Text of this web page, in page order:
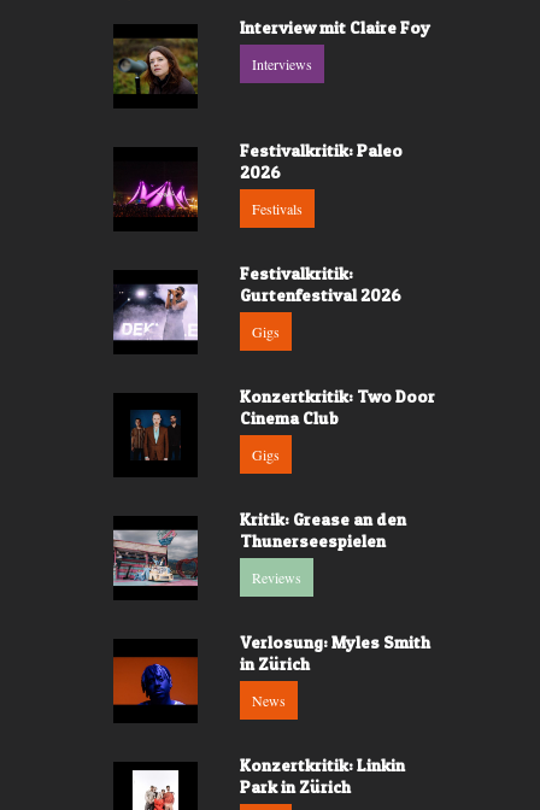
Interview mit Claire Foy
Interviews
Festivalkritik: Paleo
2026
Festivals
Festivalkritik:
Gurtenfestival 2026
Gigs
Konzertkritik: Two Door
Cinema Club
Gigs
Kritik: Grease an den
Thunerseespielen
Reviews
Verlosung: Myles Smith
in Zürich
News
Konzertkritik: Linkin
Park in Zürich